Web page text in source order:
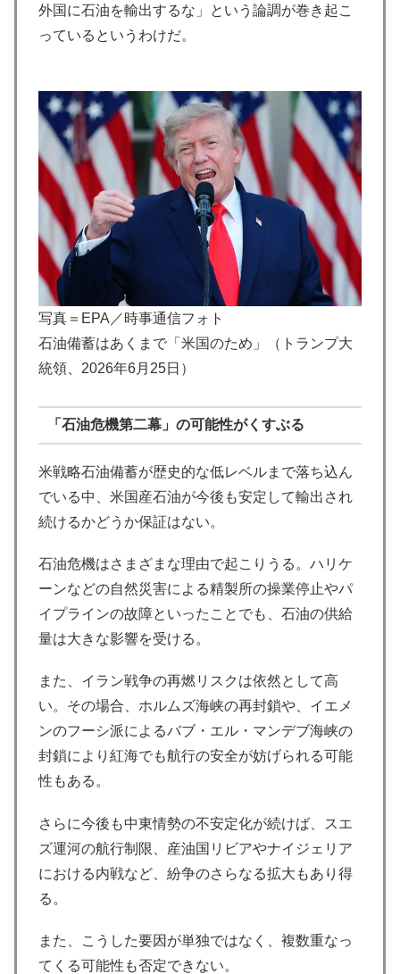
外国に石油を輸出するな」という論調が巻き起こ
っているというわけだ。
写真＝EPA／時事通信フォト
石油備蓄はあくまで「米国のため」（トランプ大
統領、2026年6月25日）
「石油危機第二幕」の可能性がくすぶる
米戦略石油備蓄が歴史的な低レベルまで落ち込ん
でいる中、米国産石油が今後も安定して輸出され
続けるかどうか保証はない。
石油危機はさまざまな理由で起こりうる。ハリケ
ーンなどの自然災害による精製所の操業停止やパ
イプラインの故障といったことでも、石油の供給
量は大きな影響を受ける。
また、イラン戦争の再燃リスクは依然として高
い。その場合、ホルムズ海峡の再封鎖や、イエメ
ンのフーシ派によるバブ・エル・マンデブ海峡の
封鎖により紅海でも航行の安全が妨げられる可能
性もある。
さらに今後も中東情勢の不安定化が続けば、スエ
ズ運河の航行制限、産油国リビアやナイジェリア
における内戦など、紛争のさらなる拡大もあり得
る。
また、こうした要因が単独ではなく、複数重なっ
てくる可能性も否定できない。